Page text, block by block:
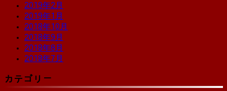
2019年2月
2019年1月
2018年10月
2018年9月
2018年8月
2018年7月
カテゴリー